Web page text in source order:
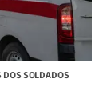
DOS SOLDADOS